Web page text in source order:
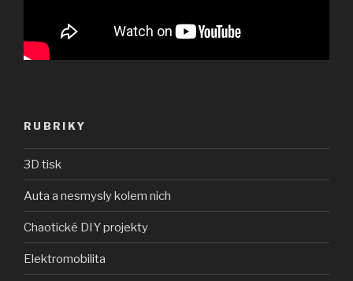
RUBRIKY
3D tisk
Auta a nesmysly kolem nich
Chaotické DIY projekty
Elektromobilita